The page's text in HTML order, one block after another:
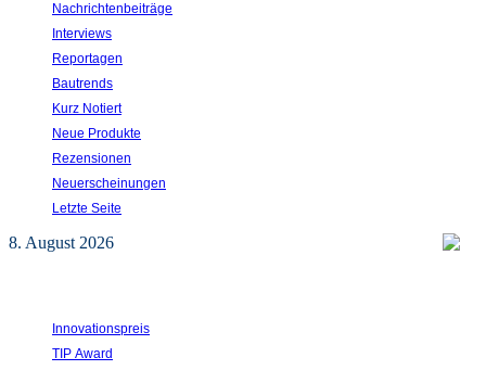
Nachrichtenbeiträge
Interviews
Reportagen
Bautrends
Kurz Notiert
Neue Produkte
Rezensionen
Neuerscheinungen
Letzte Seite
8. August 2026
Innovationspreis
TIP Award